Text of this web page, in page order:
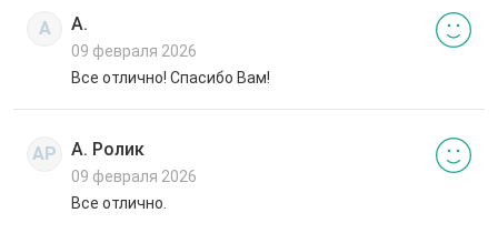
А А.
09 февраля 2026
Все отлично! Спасибо Вам!
АР А. Ролик
09 февраля 2026
Все отлично.